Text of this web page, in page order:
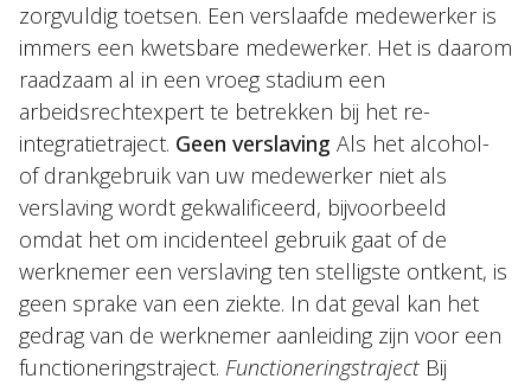
zorgvuldig toetsen. Een verslaafde medewerker is
immers een kwetsbare medewerker. Het is daarom
raadzaam al in een vroeg stadium een
arbeidsrechtexpert te betrekken bij het re-
integratietraject. Geen verslaving Als het alcohol-
of drankgebruik van uw medewerker niet als
verslaving wordt gekwalificeerd, bijvoorbeeld
omdat het om incidenteel gebruik gaat of de
werknemer een verslaving ten stelligste ontkent, is
geen sprake van een ziekte. In dat geval kan het
gedrag van de werknemer aanleiding zijn voor een
functioneringstraject. Functioneringstraject Bij